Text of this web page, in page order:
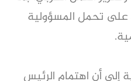
على تحمل المسؤولية
إلى أن اهتمام الرئيس